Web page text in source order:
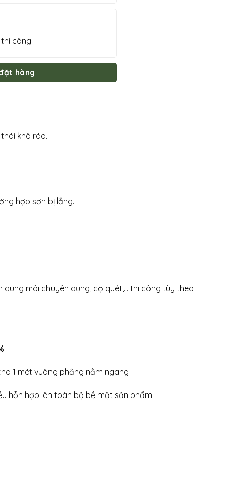
công
hàng
khô ráo.
hợp sơn bị lắng.
môi chuyên dụng, cọ quét,… thi công tùy theo
1 mét vuông phẳng nằm ngang
hỗn hợp lên toàn bộ bề mặt sản phẩm